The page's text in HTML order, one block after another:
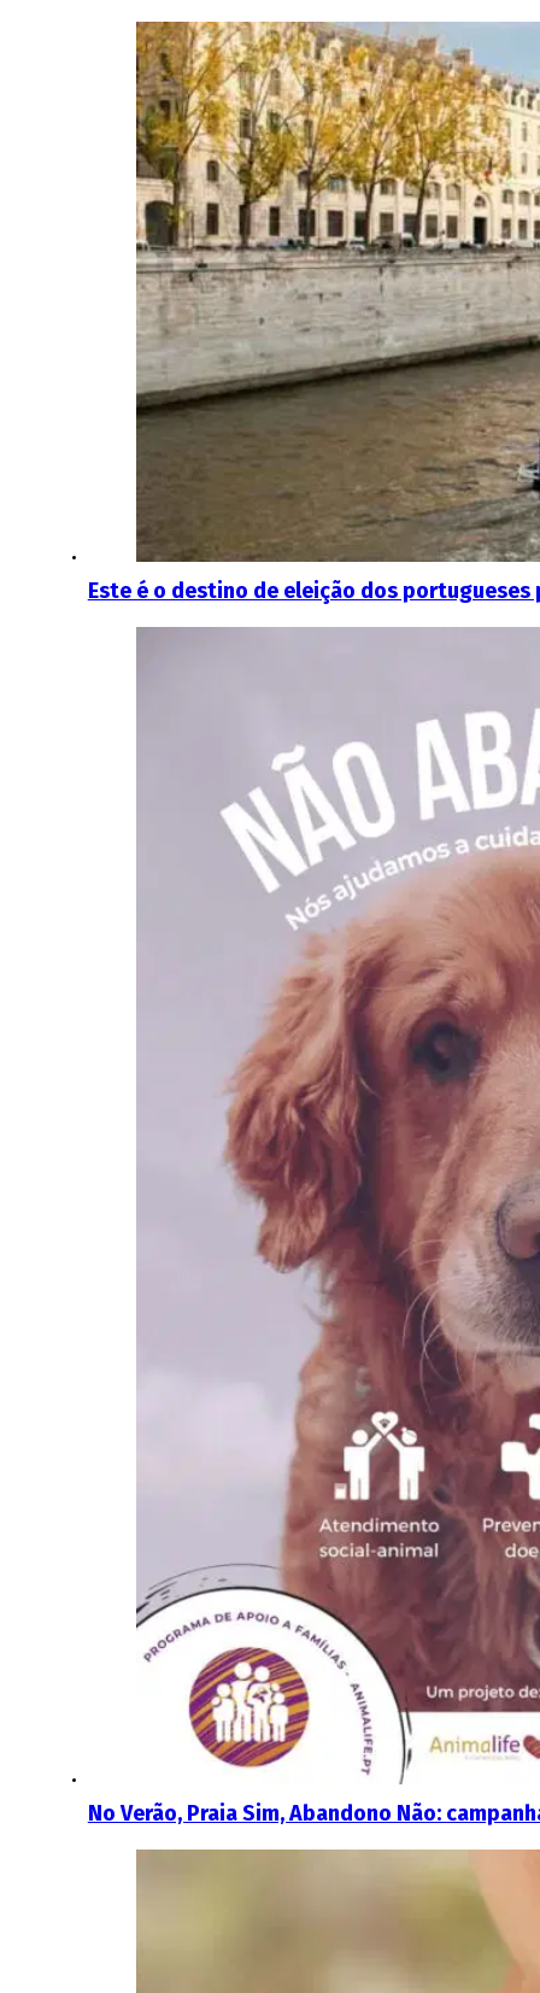
Este é o destino de eleição dos portugueses
No Verão, Praia Sim, Abandono Não: